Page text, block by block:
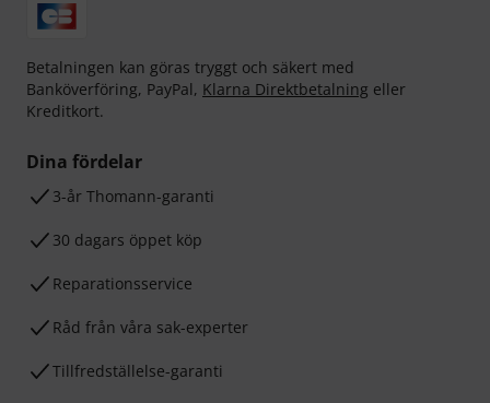
Betalningen kan göras tryggt och säkert med
Banköverföring, PayPal, Klarna Direktbetalning eller
Kreditkort.
Dina fördelar
3-år Thomann-garanti
30 dagars öppet köp
Reparationsservice
Råd från våra sak-experter
Tillfredställelse-garanti